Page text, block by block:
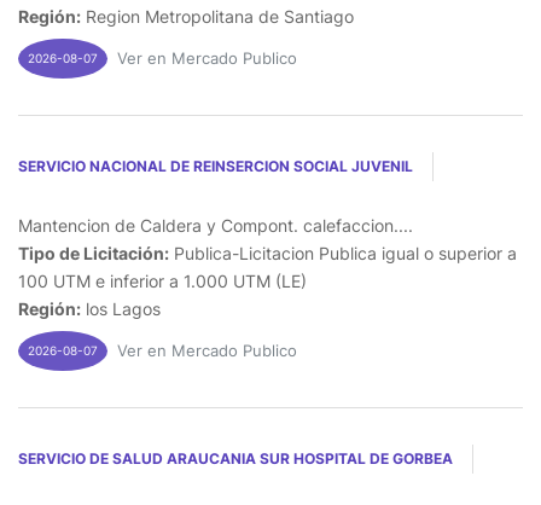
Región: Region Metropolitana de Santiago
2026-08-07 Ver en Mercado Publico
SERVICIO NACIONAL DE REINSERCION SOCIAL JUVENIL
Mantencion de Caldera y Compont. calefaccion....
Tipo de Licitación: Publica-Licitacion Publica igual o superior a
100 UTM e inferior a 1.000 UTM (LE)
Región: los Lagos
2026-08-07 Ver en Mercado Publico
SERVICIO DE SALUD ARAUCANIA SUR HOSPITAL DE GORBEA